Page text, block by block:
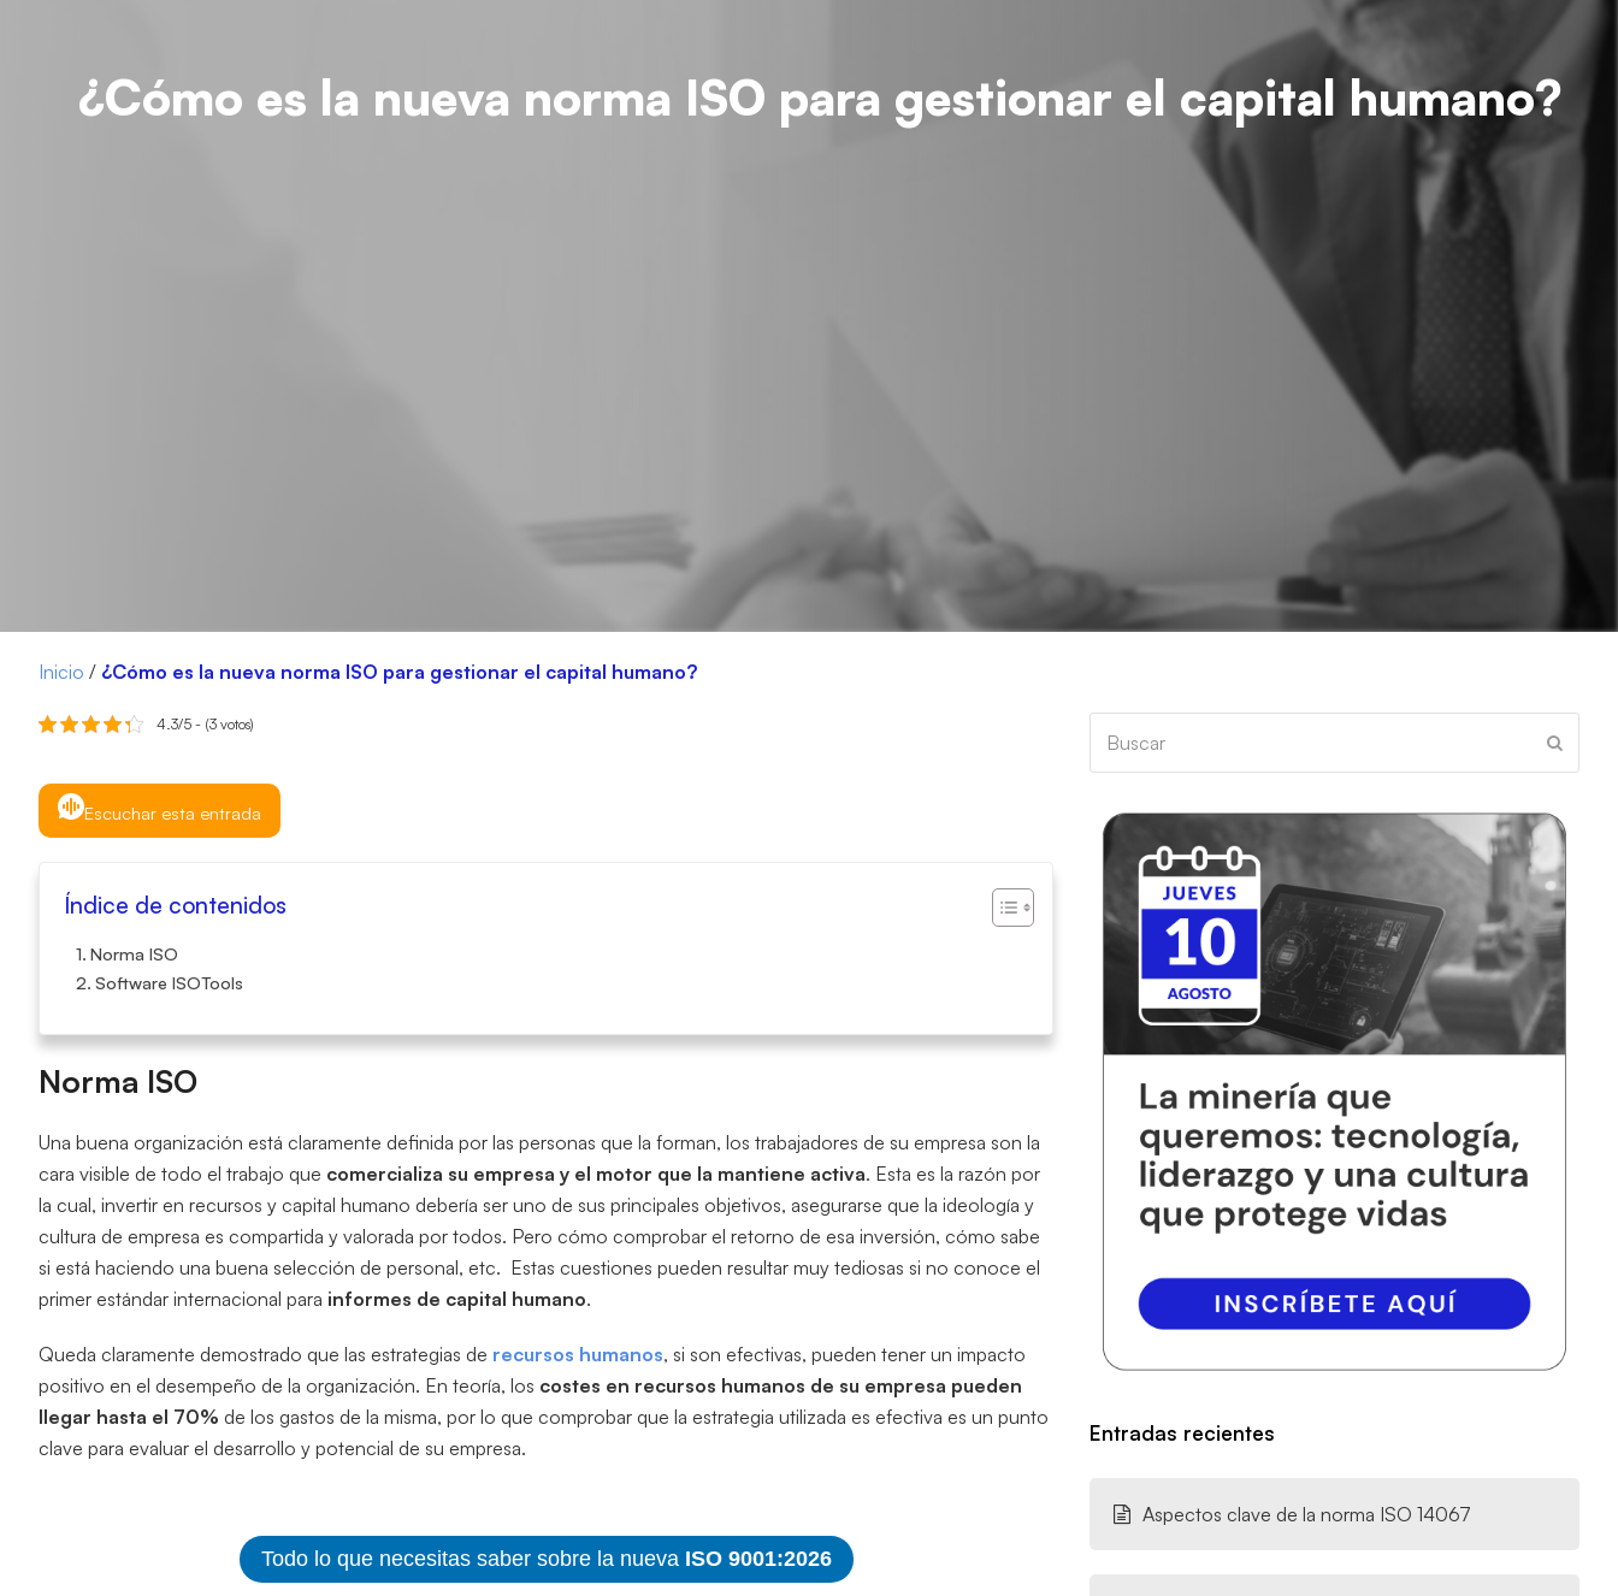
¿Cómo es la nueva norma ISO para gestionar el capital humano?
Inicio / ¿Cómo es la nueva norma ISO para gestionar el capital humano?
4.3/5 - (3 votos)
Escuchar esta entrada
Índice de contenidos
Norma ISO
Software ISOTools
Norma ISO
Una buena organización está claramente definida por las personas que la forman, los trabajadores de su empresa son la
cara visible de todo el trabajo que comercializa su empresa y el motor que la mantiene activa. Esta es la razón por
la cual, invertir en recursos y capital humano debería ser uno de sus principales objetivos, asegurarse que la ideología y
cultura de empresa es compartida y valorada por todos. Pero cómo comprobar el retorno de esa inversión, cómo sabe
si está haciendo una buena selección de personal, etc. Estas cuestiones pueden resultar muy tediosas si no conoce el
primer estándar internacional para informes de capital humano.
Queda claramente demostrado que las estrategias de recursos humanos, si son efectivas, pueden tener un impacto
positivo en el desempeño de la organización. En teoría, los costes en recursos humanos de su empresa pueden
llegar hasta el 70% de los gastos de la misma, por lo que comprobar que la estrategia utilizada es efectiva es un punto
clave para evaluar el desarrollo y potencial de su empresa.
Todo lo que necesitas saber sobre la nueva ISO 9001:2026
Entradas recientes
Aspectos clave de la norma ISO 14067